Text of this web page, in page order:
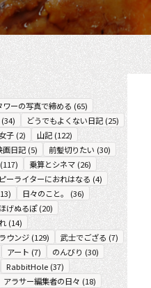
ワーの写真で締める (65)
(34) どうでもよくない日記(25)
子(2) 山記(122)
画日記(5) 前髪切りたい (30)
(117) 乗算とシネマ(26)
ーライターにおれはなる (4)
13) 日々のこと。 (36)
げぬるぽ(20)
(14)
ウンジ(129) 武士でござる (7)
アート (7) のんびり (30)
RabbitHole(37)
アラサー編集者の日々 (18)